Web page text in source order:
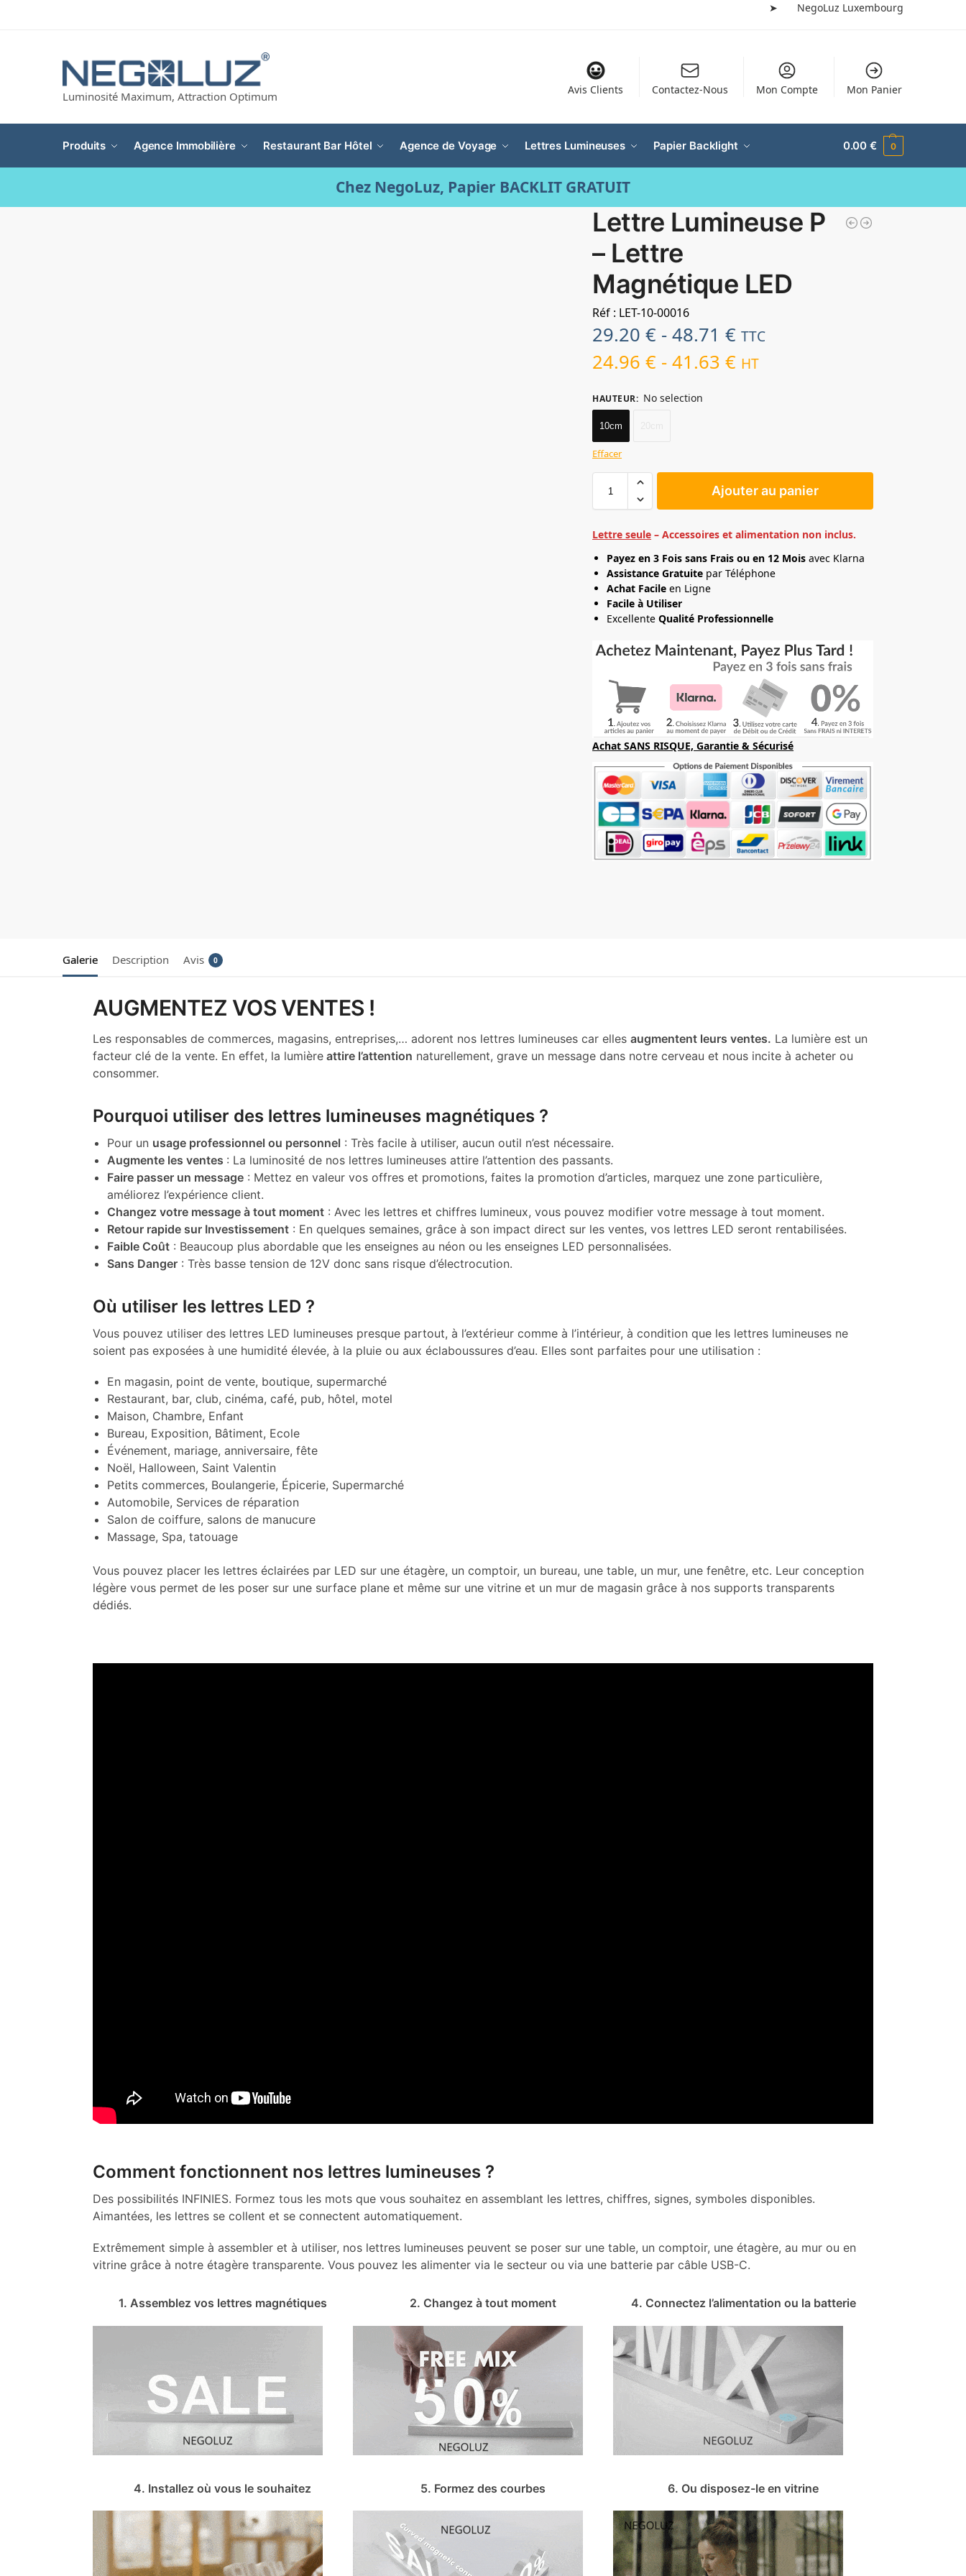
➤ NegoLuz Luxembourg
Luminosité Maximum, Attraction Optimum
Avis Clients Contactez-Nous Mon Compte Mon Panier
Produits Agence Immobilière Restaurant Bar Hôtel Agence de Voyage Lettres Lumineuses Papier Backlight 0.00€ 0
Chez NegoLuz, Papier BACKLIT GRATUIT
Lettre Lumineuse P
– Lettre
Magnétique LED
Réf : LET-10-00016
29.20€ -48.71€ TTC
24.96€ -41.63€ HT
HAUTEUR: No selection
10cm
Effacer
Ajouter au panier
Lettre seule – Accessoires et alimentation non inclus.
Payez en 3 Fois sans Frais ou en 12 Mois avec Klarna
Assistance Gratuite par Téléphone
Achat Facile en Ligne
Facile à Utiliser
ExcellenteQualité Professionnelle
Achat SANS RISQUE, Garantie & Sécurisé
Galerie Description Avis 0
AUGMENTEZ VOS VENTES !
Les responsables de commerces, magasins, entreprises,… adorent nos lettres lumineuses car elles augmentent leurs ventes. La lumière est un
facteur clé de la vente. En effet, la lumièreattire l’attention naturellement, grave un message dans notre cerveau et nous incite à acheter ou
consommer.
Pourquoi utiliser des lettres lumineuses magnétiques ?
Pour un usage professionnel ou personnel : Très facile à utiliser, aucun outil n’est nécessaire.
Augmente les ventes : La luminosité de nos lettres lumineuses attire l’attention des passants.
Faire passer un message: Mettez en valeur vos offres et promotions, faites la promotion d’articles, marquez une zone particulière,
améliorez l’expérience client.
Changez votre message à tout moment: Avec les lettres et chiffres lumineux, vous pouvez modifier votre message à tout moment.
Retour rapide sur Investissement: En quelques semaines, grâce à son impact direct sur les ventes, vos lettres LED seront rentabilisées.
Faible Coût: Beaucoup plus abordable que les enseignes au néon ou les enseignes LED personnalisées.
Sans Danger: Très basse tension de 12V donc sans risque d’électrocution.
Où utiliser les lettres LED ?
Vous pouvez utiliser des lettres LED lumineuses presque partout, à l’extérieur comme à l’intérieur, à condition que les lettres lumineuses ne
soient pas exposées à une humidité élevée, à la pluie ou aux éclaboussures d’eau. Elles sont parfaites pour une utilisation :
En magasin, point de vente, boutique, supermarché
Restaurant, bar, club, cinéma, café, pub, hôtel, motel
Maison, Chambre, Enfant
Bureau, Exposition, Bâtiment, Ecole
Événement, mariage, anniversaire, fête
Noël, Halloween, Saint Valentin
Petits commerces, Boulangerie, Épicerie, Supermarché
Automobile, Services de réparation
Salon de coiffure, salons de manucure
Massage, Spa, tatouage
Vous pouvez placer les lettres éclairées par LED sur une étagère, un comptoir, un bureau, une table, un mur, une fenêtre, etc. Leur conception
légère vous permet de les poser sur une surface plane et même sur une vitrine et un mur de magasin grâce à nos supports transparents
dédiés.
Comment fonctionnent nos lettres lumineuses ?
Des possibilités INFINIES. Formez tous les mots que vous souhaitez en assemblant les lettres, chiffres, signes, symboles disponibles.
Aimantées, les lettres se collent et se connectent automatiquement.
Extrêmement simple à assembler et à utiliser, nos lettres lumineuses peuvent se poser sur une table, un comptoir, une étagère, au mur ou en
vitrine grâce à notre étagère transparente. Vous pouvez les alimenter via le secteur ou via une batterie par câble USB-C.
1. Assemblez vos lettres magnétiques 2. Changez à tout moment 4. Connectez l’alimentation ou la batterie
4. Installez où vous le souhaitez 5. Formez des courbes 6. Ou disposez-le en vitrine